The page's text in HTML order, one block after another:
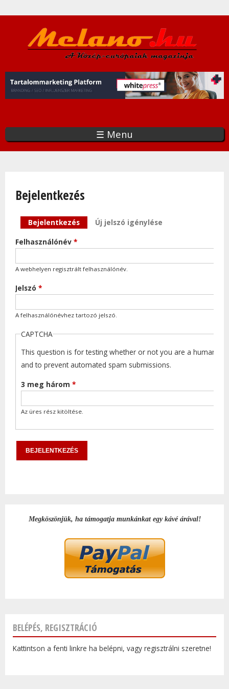
a
tartalomra
☰ Menu
Bejelentkezés
Elsődleges fülek
Bejelentkezés (aktív fül)
Új jelszó igénylése
Felhasználónév *
A webhelyen regisztrált felhasználónév.
Jelszó *
A felhasználónévhez tartozó jelszó.
CAPTCHA
This question is for testing whether or not you are a human
and to prevent automated spam submissions.
3 meg három *
Az üres rész kitöltése.
Megköszönjük, ha támogatja munkánkat egy kávé árával!
BELÉPÉS, REGISZTRÁCIÓ
Kattintson a fenti linkre ha belépni, vagy regisztrálni szeretne!